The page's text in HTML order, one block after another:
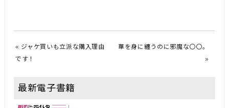
« ジャケ買いも立派な購入理由
です！
華を身に纏うのに邪魔な〇〇。
»
最新電子書籍